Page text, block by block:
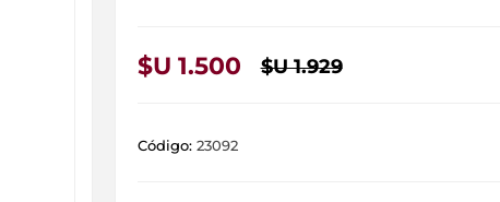
$U 1.500 $U 1.929
Código: 23092